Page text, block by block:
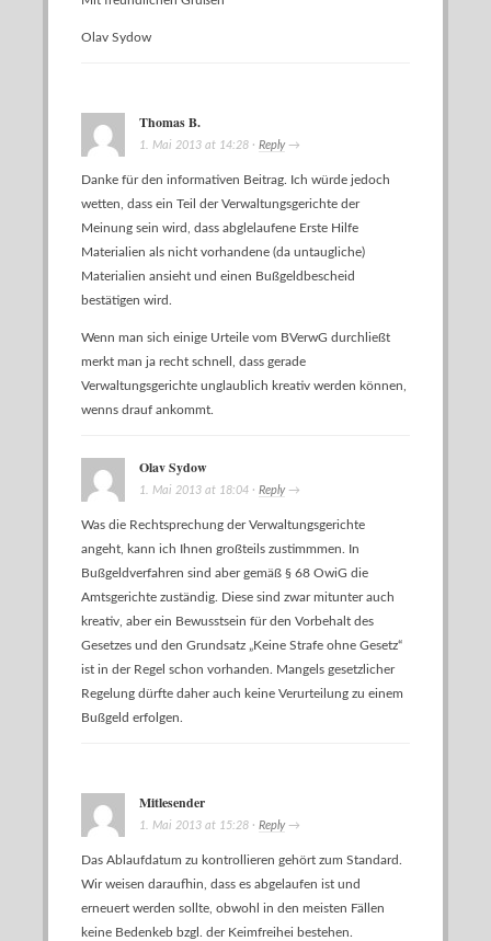
Olav Sydow
Thomas B.
1. Mai 2013 at 14:28 · Reply→
Danke für den informativen Beitrag. Ich würde jedoch
wetten, dass ein Teil der Verwaltungsgerichte der
Meinung sein wird, dass abglelaufene Erste Hilfe
Materialien als nicht vorhandene (da untaugliche)
Materialien ansieht und einen Bußgeldbescheid
bestätigen wird.
Wenn man sich einige Urteile vom BVerwG durchließt
merkt man ja recht schnell, dass gerade
Verwaltungsgerichte unglaublich kreativ werden können,
wenns drauf ankommt.
Olav Sydow
1. Mai 2013 at 18:04 · Reply→
Was die Rechtsprechung der Verwaltungsgerichte
angeht, kann ich Ihnen großteils zustimmmen. In
Bußgeldverfahren sind aber gemäß § 68 OwiG die
Amtsgerichte zuständig. Diese sind zwar mitunter auch
kreativ, aber ein Bewusstsein für den Vorbehalt des
Gesetzes und den Grundsatz „Keine Strafe ohne Gesetz“
ist in der Regel schon vorhanden. Mangels gesetzlicher
Regelung dürfte daher auch keine Verurteilung zu einem
Bußgeld erfolgen.
Mitlesender
1. Mai 2013 at 15:28 · Reply→
Das Ablaufdatum zu kontrollieren gehört zum Standard.
Wir weisen daraufhin, dass es abgelaufen ist und
erneuert werden sollte, obwohl in den meisten Fällen
keine Bedenkeb bzgl. der Keimfreihei bestehen.